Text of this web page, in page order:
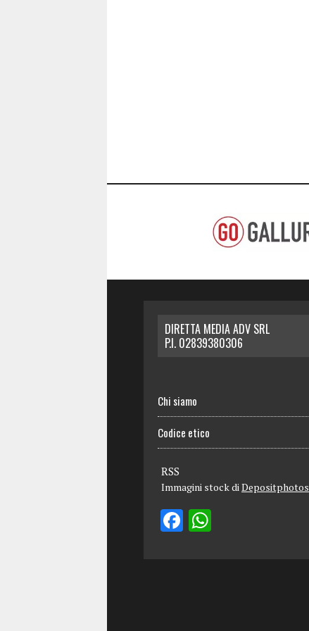
DIRETTA MEDIA ADV SRL
P.I. 02839380306
Chi siamo
Codice etico
RSS
Immagini stock diDepositphotos